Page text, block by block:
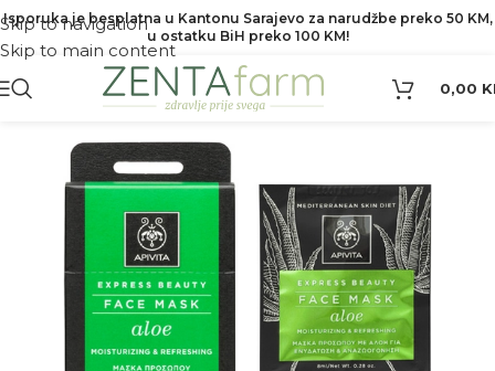
Skip to navigation
Skip to main content
Isporuka je besplatna u Kantonu Sarajevo za narudžbe preko 50 KM,
u ostatku BiH preko 100 KM!
0,00